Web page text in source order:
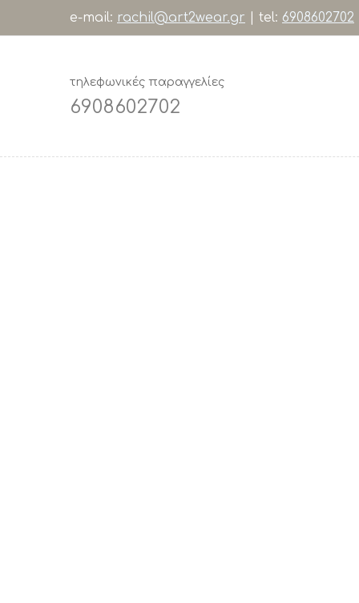
e-mail: rachil@art2wear.gr | tel: 6908602702
τηλεφωνικές παραγγελίες
6908602702